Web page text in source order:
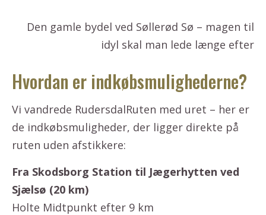
Den gamle bydel ved Søllerød Sø – magen til
idyl skal man lede længe efter
Hvordan er indkøbsmulighederne?
Vi vandrede RudersdalRuten med uret – her er
de indkøbsmuligheder, der ligger direkte på
ruten uden afstikkere:
Fra Skodsborg Station til Jægerhytten ved
Sjælsø (20 km)
Holte Midtpunkt efter 9 km